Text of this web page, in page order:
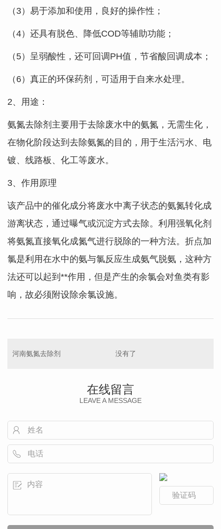
（3）易于添加和使用，良好的操作性；
（4）还具有脱色、降低COD等辅助功能；
（5）呈弱酸性，还可回调PH值，节省酸回调成本；
（6）真正的环保药剂，可适用于自来水处理。
2、用途：
氨氮去除剂主要用于去除废水中的氨氮，无需生化，
在物化阶段达到去除氨氮的目的，用于生活污水、电
镀、线路板、化工等废水。
3、作用原理
该产品中的催化成分将废水中离子状态的氨氮转化成
游离状态，通过曝气或沉淀方式去除。利用强氧化剂
将氨氮直接氧化成氮气进行脱除的一种方法。折点加
氯是利用在水中的氨与氯反应生成氨气脱氨，这种方
法还可以起到**作用，但是产生的余氯会对鱼类有影
响，故必须附设除余氯设施。
河南氨氮去除剂 没有了
在线留言
LEAVE A MESSAGE